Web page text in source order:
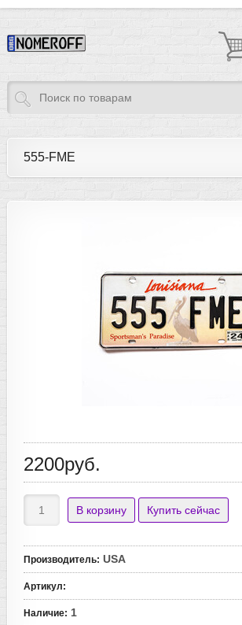
555-FME
2200руб.
Производитель: USA
Артикул:
Наличие: 1